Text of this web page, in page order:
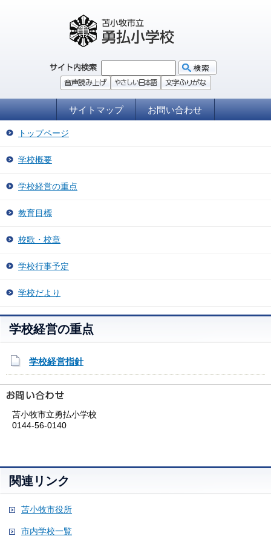
サイトマップ お問い合わせ
トップページ
学校概要
学校経営の重点
教育目標
校歌・校章
学校行事予定
学校だより
学校経営の重点
学校経営指針
苫小牧市立勇払小学校
0144-56-0140
関連リンク
苫小牧市役所
市内学校一覧